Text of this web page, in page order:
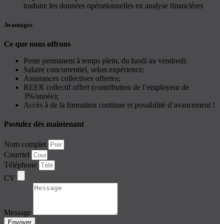
traduire les données opérationnelles en analyse financières
Avantages
Ce que nous offrons
Poste permanent à temps plein, du lundi au vendredi;
Salaire concurrentiel, selon expérience;
Assurances collectives offertes;
REER collectif offert (contribution de l’employeur de
3%/année);
Accès à de la formation continue et possibilité d’avancement !
Postulez dès maintenant
Nom complet
Courriel
Téléphone
CV
Message
Envoyer